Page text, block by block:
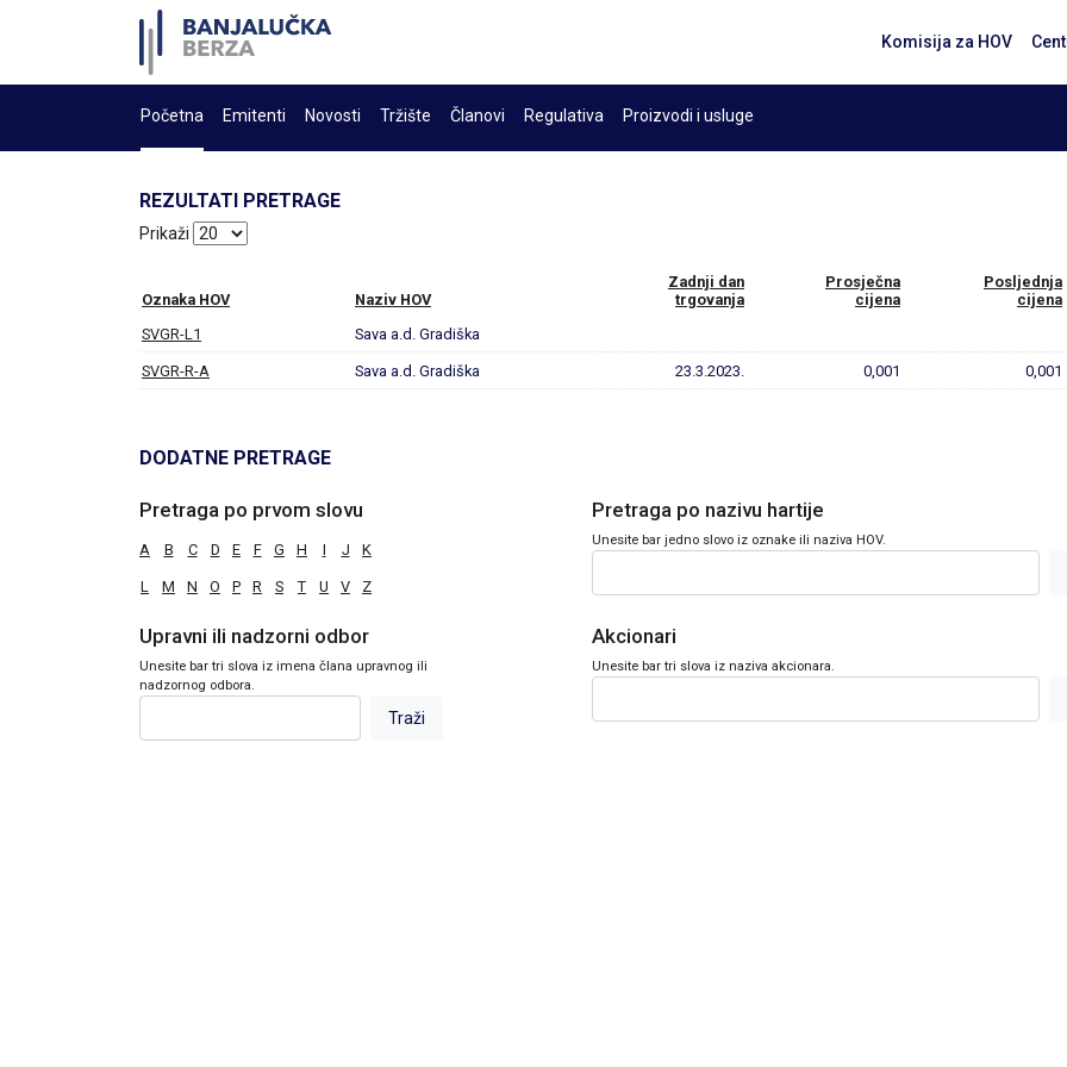
Komisija za HOV
Početna Emitenti Novosti Tržište Članovi Regulativa Proizvodi i usluge
REZULTATI PRETRAGE
Prikaži
Oznaka HOV Naziv HOV
Zadnji dan
trgovanja
Prosječna
cijena
Posljednja
cijena
SVGR-L1 Sava a.d. Gradiška
SVGR-R-A Sava a.d. Gradiška 23.3.2023. 0,001 0,001
DODATNE PRETRAGE
Pretraga po prvom slovu
A B C D E F G H I J K
L M N O P R S T U V Z
Pretraga po nazivu hartije
Unesite bar jedno slovo iz oznake ili naziva HOV.
Upravni ili nadzorni odbor
Unesite bar tri slova iz imena člana upravnog ili
nadzornog odbora.
Akcionari
Unesite bar tri slova iz naziva akcionara.